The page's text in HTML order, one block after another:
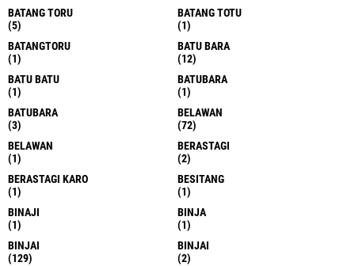
BATANG TORU
(5)
BATANG TOTU
(1)
BATANGTORU
(1)
BATU BARA
(12)
BATU BATU
(1)
BATUBARA
(1)
BATUBARA
(3)
BELAWAN
(72)
BELAWAN
(1)
BERASTAGI
(2)
BERASTAGI KARO
(1)
BESITANG
(1)
BINAJI
(1)
BINJA
(1)
BINJAI
(129)
BINJAI
(2)